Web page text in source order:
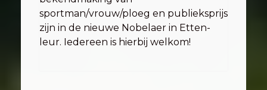
sportman/vrouw/ploeg en publieksprijs
zijn in de nieuwe Nobelaer in Etten-
leur. Iedereen is hierbij welkom!